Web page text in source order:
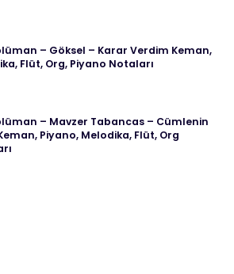
– Göksel – Karar Verdim Keman,
Flüt, Org, Piyano Notaları
– Mavzer Tabancas – Cümlenin
Piyano, Melodika, Flüt, Org